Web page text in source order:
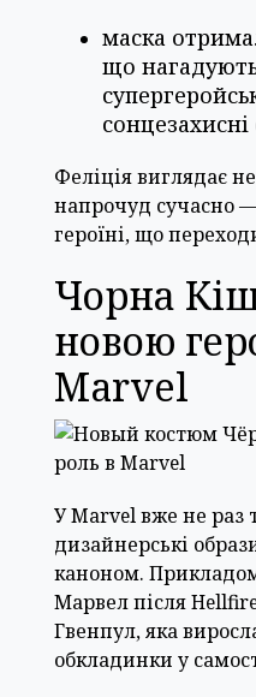
маска
що
Феліція виглядає
напрочуд сучасно
героїні, що
Чорна
новою
Marvel
У Marvel вже не раз
дизайнерські
каноном.
Марвел після
Гвенпул, яка
обкладинки у